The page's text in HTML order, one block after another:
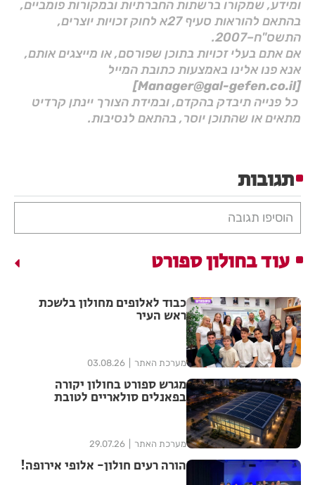
ומידע, שמקורו ברשתות החברתיות ובמקורות פומביים,
בהתאם להוראות סעיף 27א לחוק זכויות יוצרים,
התשס"ח–2007.
אם אתם בעלי זכויות בתוכן שפורסם, או מייצגים אותם,
אנא פנו אלינו באמצעות כתובת המייל
[Manager@gal-gefen.co.il]
כל פנייה תיבדק בהקדם, ובמידת הצורך יינתן קרדיט
מתאים או שהתוכן יוסר, בהתאם לנסיבות.
תגובות
הוסיפו תגובה
עוד בחולון ספורט
כבוד לאלופים מחולון בלשכת
ראש העיר
מערכת האתר 03.08.26
מגרש ספורט בחולון יקורה
בפאנלים סולאריים לטובת
מערכת האתר 29.07.26
הורה רעים חולון- אלופי אירופה!